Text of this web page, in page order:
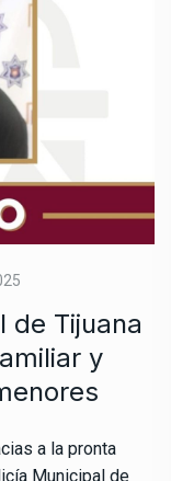
de Tijuana
y
a la pronta
Municipal de